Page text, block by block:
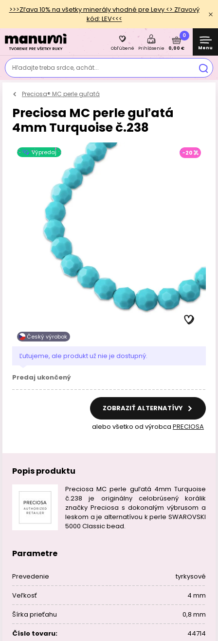
>>>Zľava 10% na všetky minerály vhodné pre Levy <> Zľavový
kód: LEV<<<
Hľadajte treba srdce, achát...
Obľúbené Prihlásenie
0
0,00 € Menu
Preciosa® MC perle guľatá
Preciosa MC perle guľatá
4mm Turquoise č.238
Výpredaj
Český výrobok
-20
Ľutujeme, ale produkt už nie je dostupný.
Predaj ukončený
ZOBRAZIŤ ALTERNATÍVY
alebo všetko od výrobca PRECIOSA
Popis produktu
Preciosa MC perle guľatá 4mm Turquoise
č.238 je originálny celobrúsený korálik
značky Preciosa s dokonalým výbrusom a
leskom a je alternatívou k perle SWAROVSKI
5000 Classic bead.
Parametre
Prevedenie tyrkysové
Veľkosť 4 mm
Šírka prieťahu 0,8 mm
Číslo tovaru: 44714